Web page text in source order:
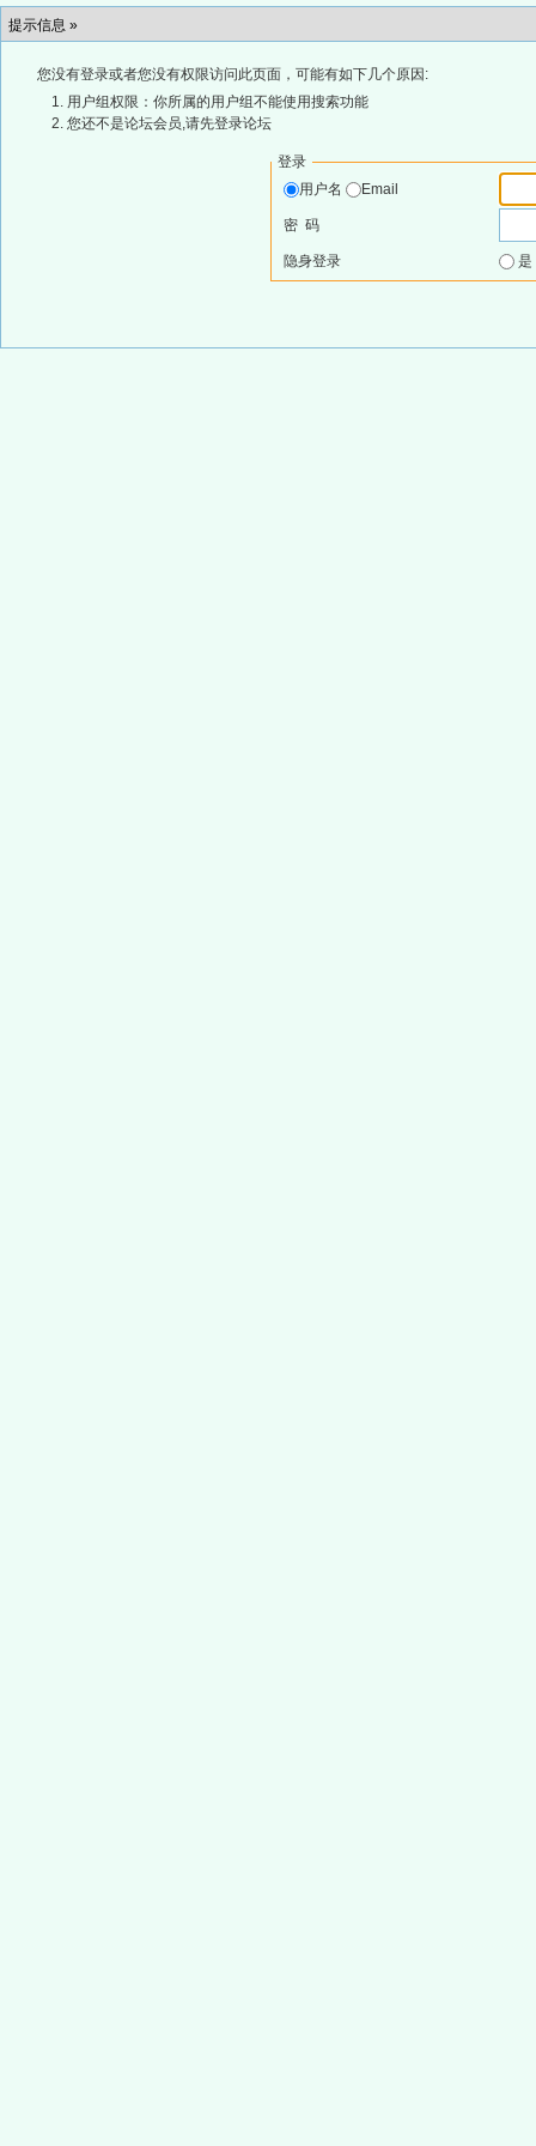
提示信息 »
您没有登录或者您没有权限访问此页面，可能有如下几个原因:
用户组权限：你所属的用户组不能使用搜索功能
您还不是论坛会员,请先登录论坛
登录
用户名
Email
密 码
隐身登录